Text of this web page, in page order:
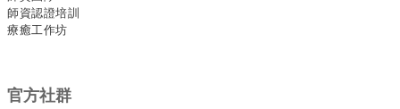
師資認證培訓
療癒工作坊
官方社群